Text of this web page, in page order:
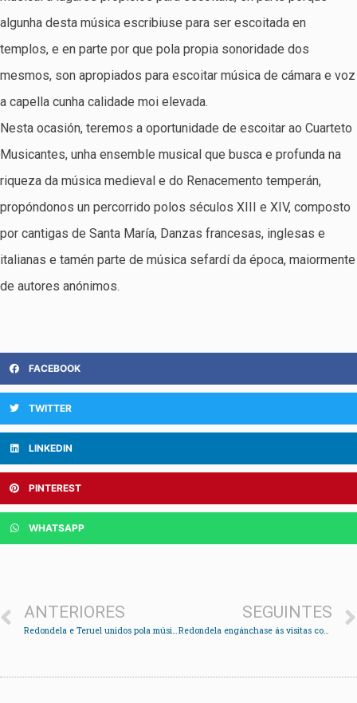
algunha desta música escribiuse para ser escoitada en
templos, e en parte por que pola propia sonoridade dos
mesmos, son apropiados para escoitar música de cámara e voz
a capella cunha calidade moi elevada.
Nesta ocasión, teremos a oportunidade de escoitar ao Cuarteto
Musicantes, unha ensemble musical que busca e profunda na
riqueza da música medieval e do Renacemento temperán,
propóndonos un percorrido polos séculos XIII e XIV, composto
por cantigas de Santa María, Danzas francesas, inglesas e
italianas e tamén parte de música sefardí da época, maiormente
de autores anónimos.
FACEBOOK
TWITTER
LINKEDIN
PINTEREST
WHATSAPP
ANTERIORES
Redondela e Teruel unidos pola música
SEGUINTES
Redondela engánchase ás visitas con guía